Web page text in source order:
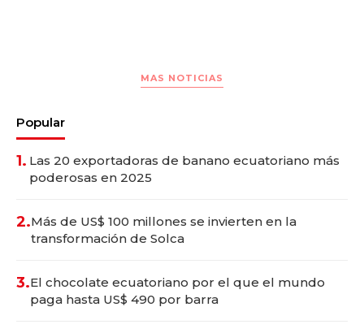
MAS NOTICIAS
Popular
1. Las 20 exportadoras de banano ecuatoriano más
poderosas en 2025
2.Más de US$ 100 millones se invierten en la
transformación de Solca
3.El chocolate ecuatoriano por el que el mundo
paga hasta US$ 490 por barra